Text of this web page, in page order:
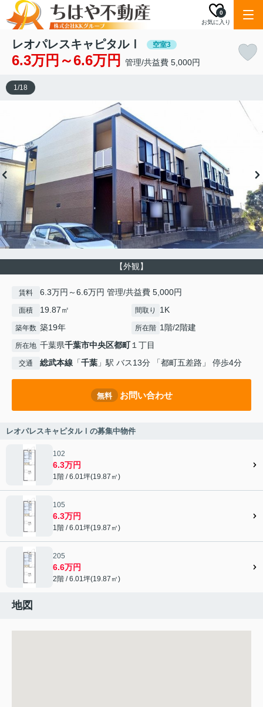
お気に入り
0
レオパレスキャピタルⅠ 空室3
6.3万円～6.6万円 管理/共益費 5,000円
【外観】
1/18
賃料 6.3万円～6.6万円 管理/共益費 5,000円
面積 19.87㎡ 間取り 1K
築年数 築19年 所在階 1階/2階建
所在地 千葉県千葉市中央区都町１丁目
交通 総武本線 「千葉 」駅 バス13分 「都町五差路」 停歩4分
無料 お問い合わせ
レオパレスキャピタルⅠの募集中物件
102
6.3万円
1階 / 6.01坪(19.87㎡)
105
6.3万円
1階 / 6.01坪(19.87㎡)
205
6.6万円
2階 / 6.01坪(19.87㎡)
地図